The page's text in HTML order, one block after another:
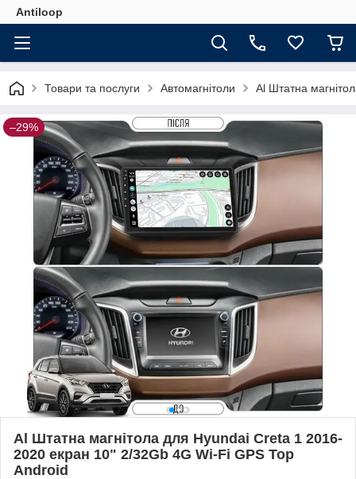
Antiloop
Товари та послуги Автомагнітоли Al Штатна
–29%
Al Штатна магнітола для Hyundai Creta 1 2016-
2020 екран 10" 2/32Gb 4G Wi-Fi GPS Top
Android